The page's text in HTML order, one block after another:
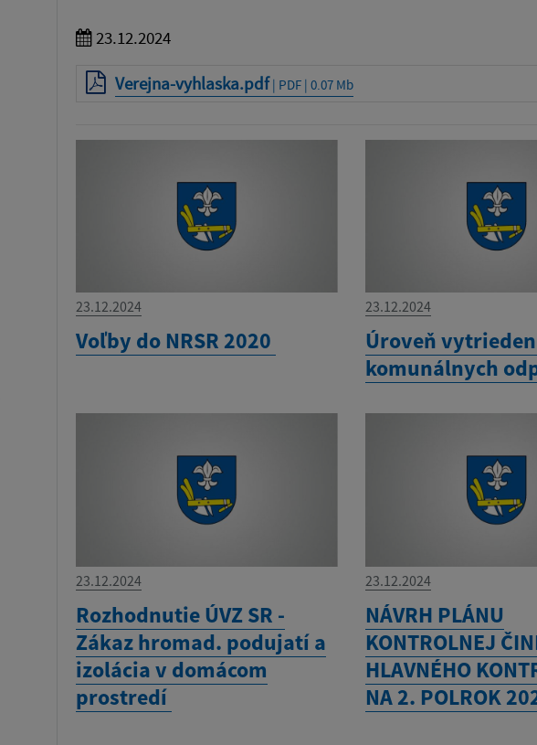
23.12.2024
Verejna-vyhlaska.pdf| PDF | 0.07 Mb
23.12.2024
Voľby do NRSR 2020
23.12.2024
Úroveň
komunálnych
23.12.2024
Rozhodnutie ÚVZ SR -
Zákaz hromad. podujatí a
izolácia v domácom
prostredí
23.12.2024
NÁVRH PLÁNU
KONTROLNEJ
HLAVNÉHO
NA 2. POLROK